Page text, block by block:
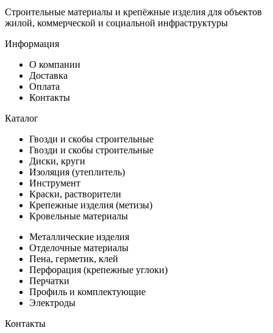
Строительные материалы и крепёжные изделия для объектов
жилой, коммерческой и социальной инфраструктуры
Информация
О компании
Доставка
Оплата
Контакты
Каталог
Гвозди и скобы строительные
Гвозди и скобы строительные
Диски, круги
Изоляция (утеплитель)
Инструмент
Краски, растворители
Крепежные изделия (метизы)
Кровельные материалы
Металлические изделия
Отделочные материалы
Пена, герметик, клей
Перфорация (крепежные углоки)
Перчатки
Профиль и комплектующие
Электроды
Контакты